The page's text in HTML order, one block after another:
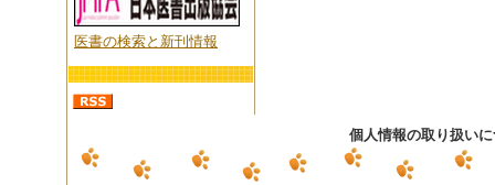
医書の検索と新刊情報
個人情報の取り扱い